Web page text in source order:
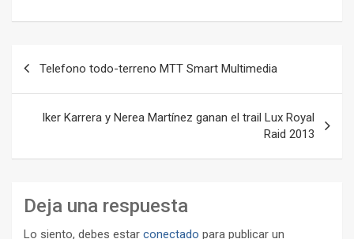
Telefono todo-terreno MTT Smart Multimedia
Iker Karrera y Nerea Martínez ganan el trail Lux Royal
Raid 2013
Deja una respuesta
Lo siento, debes estar conectado para publicar un